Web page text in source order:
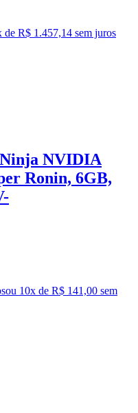
de R$ 1.457,14 sem juros
NVIDIA
Ronin, 6GB,
ou 10x de R$ 141,00 sem